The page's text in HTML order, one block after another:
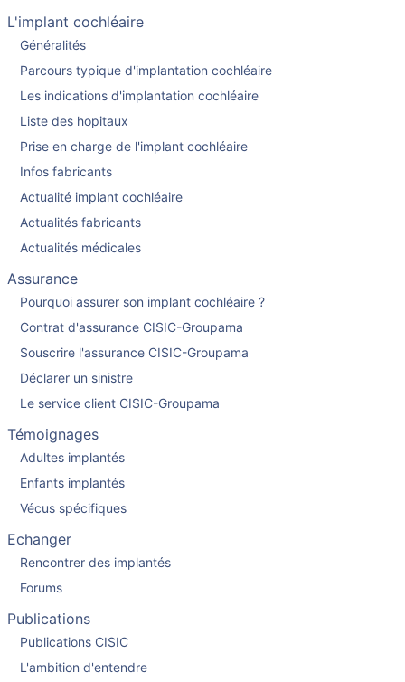
L'implant cochléaire
Généralités
Parcours typique d'implantation cochléaire
Les indications d'implantation cochléaire
Liste des hopitaux
Prise en charge de l'implant cochléaire
Infos fabricants
Actualité implant cochléaire
Actualités fabricants
Actualités médicales
Assurance
Pourquoi assurer son implant cochléaire ?
Contrat d'assurance CISIC-Groupama
Souscrire l'assurance CISIC-Groupama
Déclarer un sinistre
Le service client CISIC-Groupama
Témoignages
Adultes implantés
Enfants implantés
Vécus spécifiques
Echanger
Rencontrer des implantés
Forums
Publications
Publications CISIC
L'ambition d'entendre